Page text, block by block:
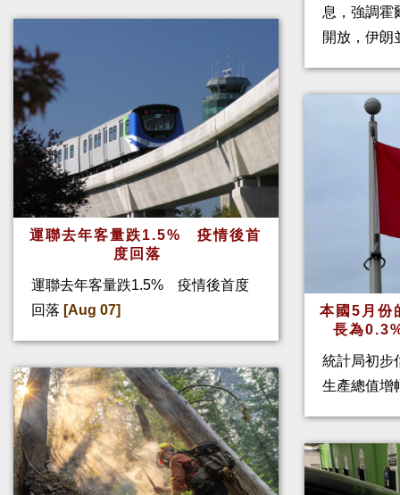
運聯去年客量跌1.5% 疫情後首
度回落
運聯去年客量跌1.5% 疫情後首度
回落 [Aug 07]
息，強調霍
開放，伊
本國5月份
長為
統計局初步
生產總值增